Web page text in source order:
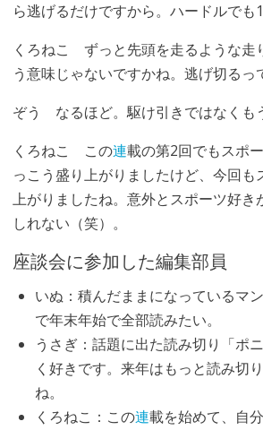
ら逃げるだけですから。ハードルでも
くろねこ
ずっと先頭を走るような走
う意味じゃないですかね。逃げ切るっ
ぞう
なるほど。駆け引きではなくも
くろねこ
この連載の第2回でもスポ
っこう盛り上がりましたけど、今回も
上がりましたね。意外とスポーツ好き
しれない（笑）。
座談会に参加した編集部員
いぬ ：積んだままになっているマ
で年末年始で全部読みたい。
うさぎ：話題に出た読み切り「ポ
く好きです。来年はもっと読み切
ね。
くろねこ ：この連載を始めて、自